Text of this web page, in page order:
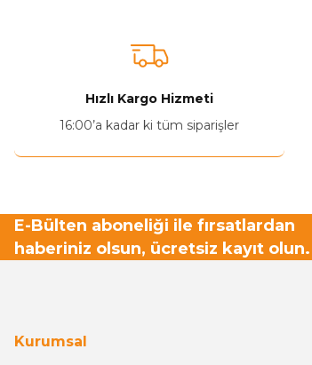
Ürün açıklamasında eksik bilgiler bulunuyor.
Hızlı Kargo Hizmeti
16:00’a kadar ki tüm siparişler
E-Bülten aboneliği ile fırsatlardan
haberiniz olsun, ücretsiz kayıt olun.
Kurumsal